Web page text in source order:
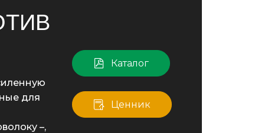
для
–,
Каталог
Ценник